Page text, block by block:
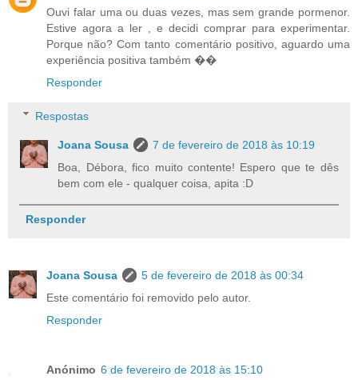
Ouvi falar uma ou duas vezes, mas sem grande pormenor.
Estive agora a ler , e decidi comprar para experimentar.
Porque não? Com tanto comentário positivo, aguardo uma
experiência positiva também ��
Responder
Respostas
Joana Sousa
7 de fevereiro de 2018 às 10:19
Boa, Débora, fico muito contente! Espero que te dês
bem com ele - qualquer coisa, apita :D
Responder
Joana Sousa
5 de fevereiro de 2018 às 00:34
Este comentário foi removido pelo autor.
Responder
Anónimo 6 de fevereiro de 2018 às 15:10